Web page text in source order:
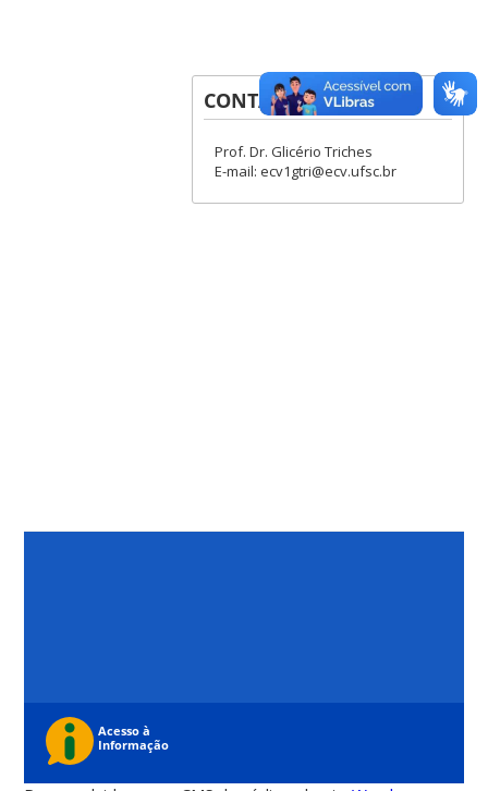
CONTATOS
Prof. Dr. Glicério Triches
E-mail: ecv1gtri@ecv.ufsc.br